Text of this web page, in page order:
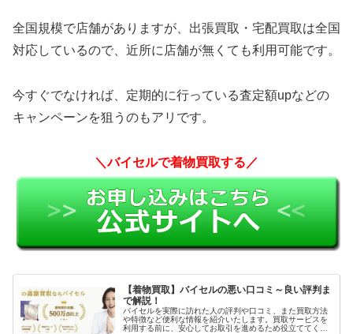
全国規模で店舗がありますが、出張買取・宅配買取は全国
対応しているので、近所に店舗が無くても利用可能です。
今すぐでなければ、定期的に行っている査定額upなどの
キャンペーンを狙うのもアリです。
＼バイセルで着物買取する／
【着物買取】バイセルの悪い口コミ～良い評判ま
で解説！
バイセルを実際に訪れた人の評判や口コミ、また買取方法
や特徴など便利な情報を紹介いたします。買取サービスを
利用する前に、安心してお取引を進めるため役立ててくだ